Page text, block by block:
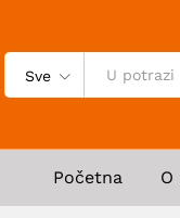
Sve
Početna O